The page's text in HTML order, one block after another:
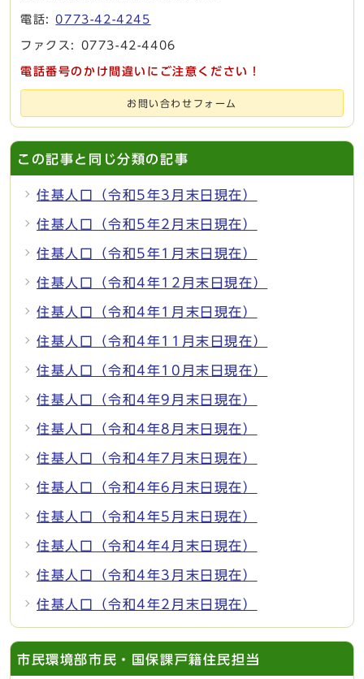
電話:0773-42-4245
ファクス: 0773-42-4406
電話番号のかけ間違いにご注意ください！
お問い合わせフォーム
この記事と同じ分類の記事
住基人口（令和5年3月末日現在）
住基人口（令和5年2月末日現在）
住基人口（令和5年1月末日現在）
住基人口（令和4年12月末日現在）
住基人口（令和4年1月末日現在）
住基人口（令和4年11月末日現在）
住基人口（令和4年10月末日現在）
住基人口（令和4年9月末日現在）
住基人口（令和4年8月末日現在）
住基人口（令和4年7月末日現在）
住基人口（令和4年6月末日現在）
住基人口（令和4年5月末日現在）
住基人口（令和4年4月末日現在）
住基人口（令和4年3月末日現在）
住基人口（令和4年2月末日現在）
市民環境部市民・国保課戸籍住民担当